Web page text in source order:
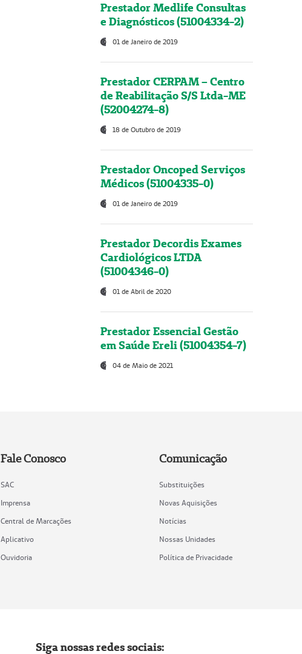
Prestador Medlife Consultas
e Diagnósticos (51004334-2)
01 de Janeiro de 2019
Prestador CERPAM – Centro
de Reabilitação S/S Ltda-ME
(52004274-8)
18 de Outubro de 2019
Prestador Oncoped Serviços
Médicos (51004335-0)
01 de Janeiro de 2019
Prestador Decordis Exames
Cardiológicos LTDA
(51004346-0)
01 de Abril de 2020
Prestador Essencial Gestão
em Saúde Ereli (51004354-7)
04 de Maio de 2021
Fale Conosco
SAC
Imprensa
Central de Marcações
Aplicativo
Ouvidoria
Comunicação
Substituições
Novas Aquisições
Notícias
Nossas Unidades
Política de Privacidade
Siga nossas redes sociais: